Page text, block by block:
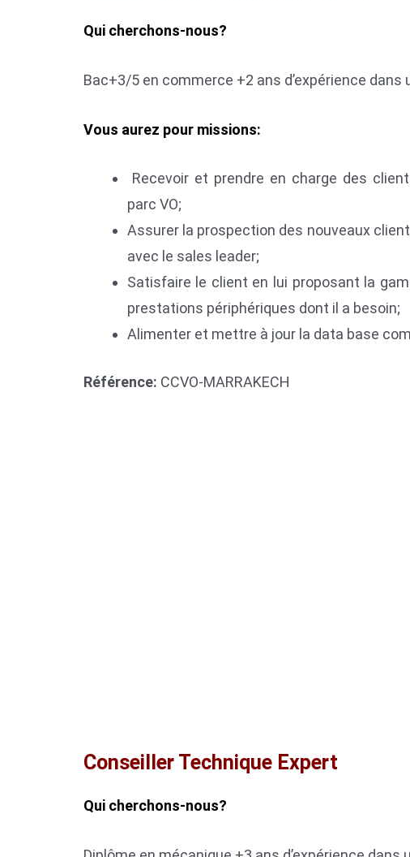
Qui cherchons-nous?
Bac+3/5 en commerce +2 ans d’expérience dans
Vous aurez pour missions:
Recevoir et prendre en charge des
parc VO;
Assurer la prospection des nouveaux
avec le sales leader;
Satisfaire le client en lui proposant la
prestations périphériques dont il a besoin;
Alimenter et mettre à jour la data base
Référence: CCVO-MARRAKECH
Conseiller Technique Expert
Qui cherchons-nous?